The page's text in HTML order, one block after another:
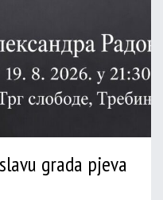
grada pjeva